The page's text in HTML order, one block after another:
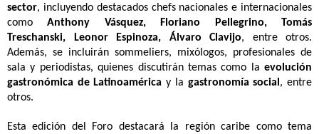
sector, incluyendo destacados chefs nacionales e internacionales
comoAnthony Vásquez, Floriano Pellegrino, Tomás
Treschanski, Leonor Espinoza, Álvaro Clavijo, entre otros.
Además, se incluirán sommeliers, mixólogos, profesionales de
sala y periodistas, quienes discutirán temas como la evolución
gastronómica de Latinoamérica y la gastronomía social , entre
otros.
Esta edición del Foro destacará la región caribe como tema